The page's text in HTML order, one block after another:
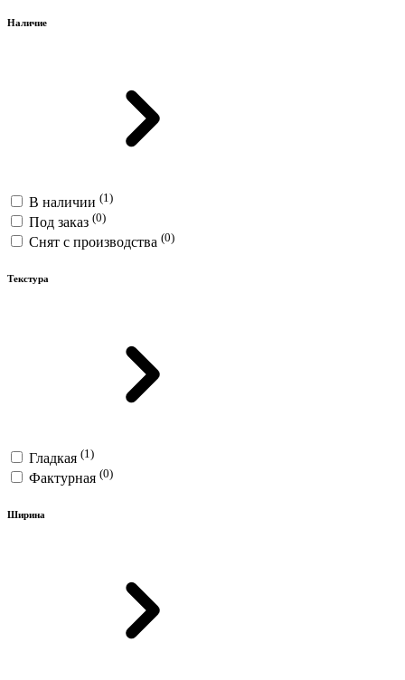
Наличие
В наличии (1)
Под заказ (0)
Снят с производства (0)
Текстура
Гладкая (1)
Фактурная (0)
Ширина